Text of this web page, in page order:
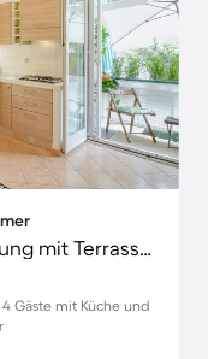
Voll ausgestattete Ferienwohnung mit Terrasse | Haustiere sind willkommen
Gäste mit Küche und